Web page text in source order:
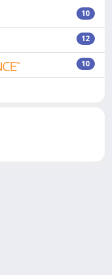
10
12
10